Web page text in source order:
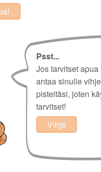
Psst...
Jos tarvitset
antaa sinulle
pisteitäsi, joten
tarvitset!
Vihje